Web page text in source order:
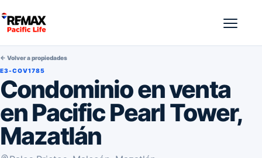
← Volver a propiedades
E3-COV1785
Condominio en venta
en Pacific Pearl Tower,
Mazatlán